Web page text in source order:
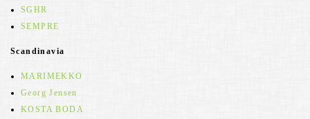
SGHR
SEMPRE
Scandinavia
MARIMEKKO
Georg Jensen
KOSTA BODA